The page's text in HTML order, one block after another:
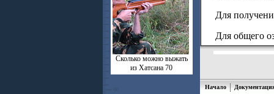
Сколько можно выжать
из Хатсана 70
Для
Для общего
Начало